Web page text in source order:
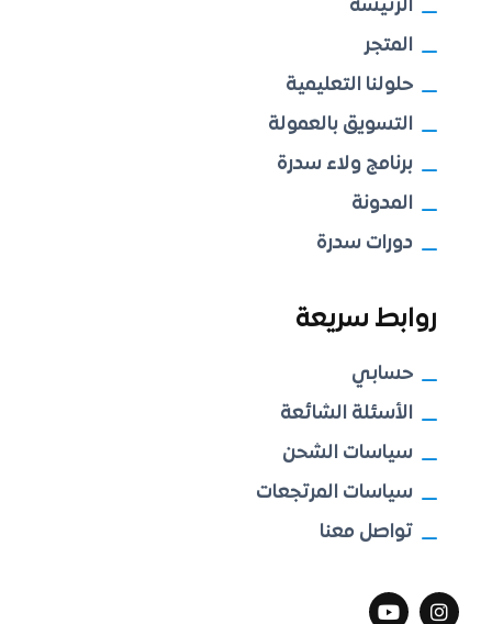
الرئيسة
المتجر
حلولنا التعليمية
التسويق بالعمولة
برنامج ولاء سدرة
المدونة
دورات سدرة
روابط سريعة
حسابي
الأسئلة الشائعة
سياسات الشحن
سياسات المرتجعات
تواصل معنا